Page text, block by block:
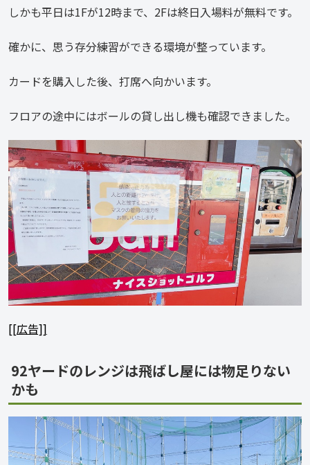
しかも平日は1Fが12時まで、2Fは終日入場料が無料です。
確かに、思う存分練習ができる環境が整っています。
カードを購入した後、打席へ向かいます。
フロアの途中にはボールの貸し出し機も確認できました。
[[広告]]
92ヤードのレンジは飛ばし屋には物足りない
かも